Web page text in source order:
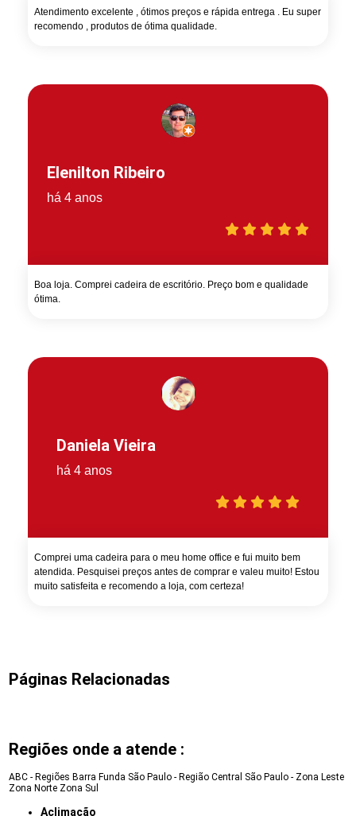
Atendimento excelente , ótimos preços e rápida entrega . Eu super
recomendo , produtos de ótima qualidade.
Elenilton Ribeiro
há 4 anos
Boa loja. Comprei cadeira de escritório. Preço bom e qualidade
ótima.
Daniela Vieira
há 4 anos
Comprei uma cadeira para o meu home office e fui muito bem
atendida. Pesquisei preços antes de comprar e valeu muito! Estou
muito satisfeita e recomendo a loja, com certeza!
Páginas Relacionadas
Regiões onde a atende :
ABC - Regiões Barra Funda São Paulo - Região Central São Paulo - Zona Leste
Zona Norte Zona Sul
Aclimação